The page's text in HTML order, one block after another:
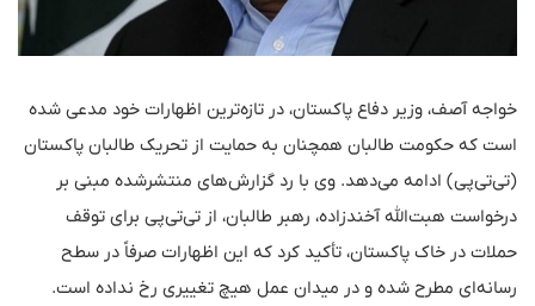
خواجه آصف، وزیر دفاع پاکستان، در تازه‌ترین اظهارات خود مدعی شده
است که حکومت طالبان همچنان به حمایت از تحریک طالبان پاکستان
(تی‌تی‌پی) ادامه می‌دهد. وی با رد گزارش‌های منتشرشده مبنی بر
درخواست هبت‌الله آخندزاده، رهبر طالبان، از تی‌تی‌پی برای توقف
حملات در خاک پاکستان، تأکید کرد که این اظهارات صرفاً در سطح
رسانه‌ای مطرح شده و در میدان عمل هیچ تغییری رخ نداده است.